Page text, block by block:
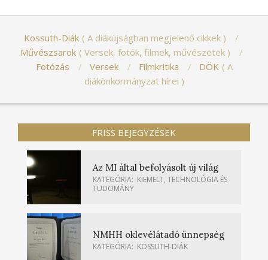
Kossuth-Diák
A diákújságban megjelenő cikkek
Művészsarok
Versek, fotók, filmek, művészetek
Fotózás
Versek Filmkritika DÖK
A
diákönkormányzat hírei
FRISS BEJEGYZÉSEK
Az MI által befolyásolt új világ
KATEGÓRIA: KIEMELT, TECHNOLÓGIA ÉS
TUDOMÁNY
NMHH oklevélátadó ünnepség
KATEGÓRIA: KOSSUTH-DIÁK